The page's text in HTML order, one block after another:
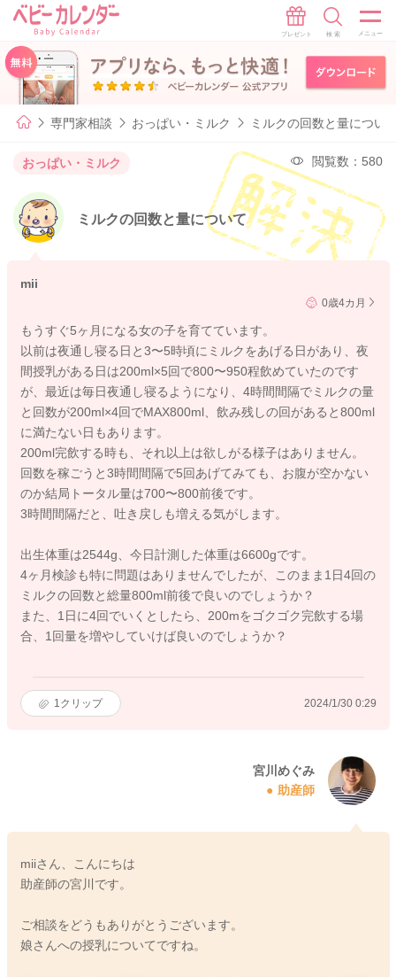
専門家相談 おっぱい・ミルク ミルクの回数と量につい
おっぱい・ミルク 閲覧数：580
ミルクの回数と量について
mii
0歳4カ月
もうすぐ5ヶ月になる女の子を育てています。
以前は夜通し寝る日と3〜5時頃にミルクをあげる日があり、夜
間授乳がある日は200ml×5回で800〜950程飲めていたのです
が、最近は毎日夜通し寝るようになり、4時間間隔でミルクの量
と回数が200ml×4回でMAX800ml、飲み残しの回があると800ml
に満たない日もあります。
200ml完飲する時も、それ以上は欲しがる様子はありません。
回数を稼ごうと3時間間隔で5回あげてみても、お腹が空かない
のか結局トータル量は700〜800前後です。
3時間間隔だと、吐き戻しも増える気がします。
出生体重は2544g、今日計測した体重は6600gです。
4ヶ月検診も特に問題はありませんでしたが、このまま1日4回の
ミルクの回数と総量800ml前後で良いのでしょうか？
また、1日に4回でいくとしたら、200mをゴクゴク完飲する場
合、1回量を増やしていけば良いのでしょうか？
1 クリップ 2024/1/30 0:29
宮川めぐみ
助産師
miiさん、こんにちは
助産師の宮川です。
ご相談をどうもありがとうございます。
娘さんへの授乳についてですね。